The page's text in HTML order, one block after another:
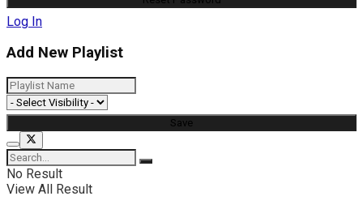
Log In
Add New Playlist
No Result
View All Result